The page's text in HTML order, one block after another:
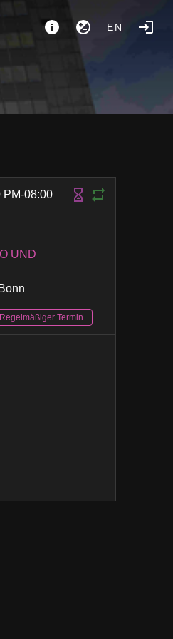
EN
PM-08:00
UND
Regelmäßiger Termin